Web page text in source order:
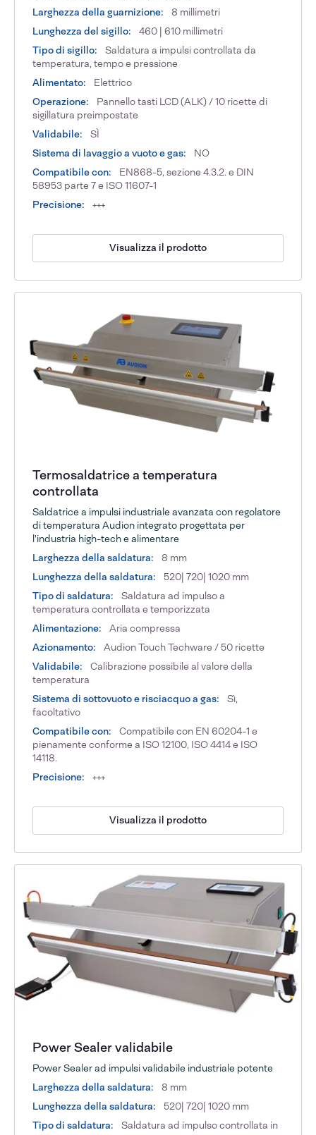
Larghezza della guarnizione:
8 millimetri
Lunghezza del sigillo:
460 | 610 millimetri
Tipo di sigillo:
Saldatura a impulsi controllata da
temperatura, tempo e pressione
Alimentato:
Elettrico
Operazione:
Pannello tasti LCD (ALK) / 10 ricette di
sigillatura preimpostate
Validabile:
SÌ
Sistema di lavaggio a vuoto e gas:
NO
Compatibile con:
EN868-5, sezione 4.3.2. e DIN
58953 parte 7 e ISO 11607-1
Precisione:
+++
Visualizza il prodotto
Termosaldatrice a temperatura
controllata
Saldatrice a impulsi industriale avanzata con regolatore
di temperatura Audion integrato progettata per
l'industria high-tech e alimentare
Larghezza della saldatura:
8 mm
Lunghezza della saldatura:
520| 720| 1020 mm
Tipo di saldatura:
Saldatura ad impulso a
temperatura controllata e temporizzata
Alimentazione:
Aria compressa
Azionamento:
Audion Touch Techware / 50 ricette
Validabile:
Calibrazione possibile al valore della
temperatura
Sistema di sottovuoto e risciacquo a gas:
Sì,
facoltativo
Compatibile con:
Compatibile con EN 60204-1 e
pienamente conforme a ISO 12100, ISO 4414 e ISO
14118.
Precisione:
+++
Visualizza il prodotto
Power Sealer validabile
Power Sealer ad impulsi validabile industriale potente
Larghezza della saldatura:
8 mm
Lunghezza della saldatura:
520| 720| 1020 mm
Tipo di saldatura:
Saldatura ad impulso controllata in